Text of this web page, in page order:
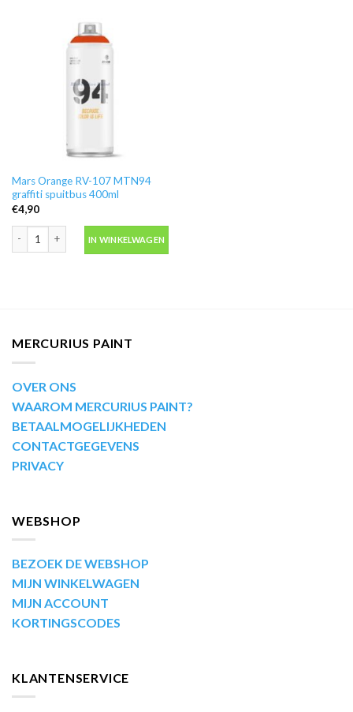
Mars Orange RV-107 MTN94
graffiti spuitbus 400ml
€4,90
IN WINKELWAGEN
MERCURIUS PAINT
OVER ONS
WAAROM MERCURIUS PAINT?
BETAALMOGELIJKHEDEN
CONTACTGEGEVENS
PRIVACY
WEBSHOP
BEZOEK DE WEBSHOP
MIJN WINKELWAGEN
MIJN ACCOUNT
KORTINGSCODES
KLANTENSERVICE